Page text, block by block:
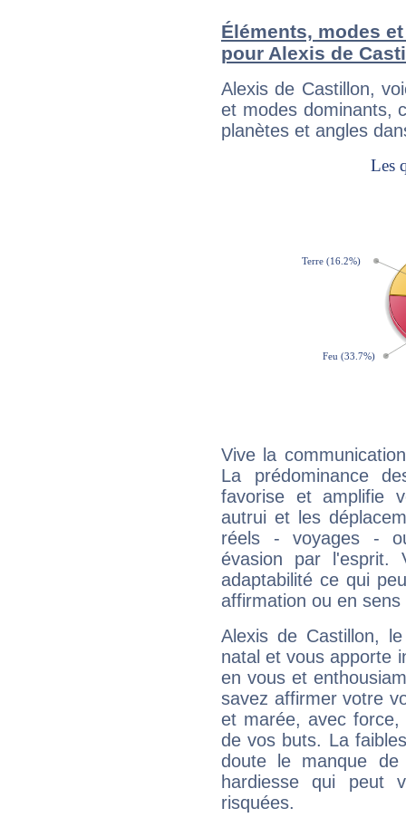
Éléments, modes
pour Alexis de
Alexis de Castillon,
et modes dominants,
planètes et angles
Vive la
La prédominance
favorise et amplifie
autrui et les
réels - voyages -
évasion par l'esprit.
adaptabilité ce qui
affirmation ou en
Alexis de Castillon,
natal et vous apporte
en vous et
savez affirmer votre
et marée, avec
de vos buts. La
doute le manque
hardiesse qui peut
risquées.